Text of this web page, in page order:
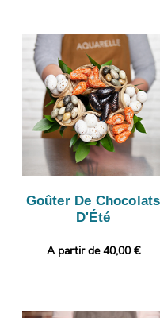
Goûter De Chocolats
D'Été
A partir de 40,00 €